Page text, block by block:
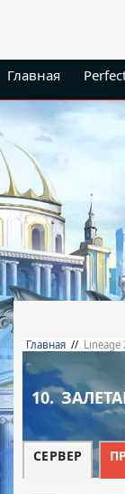
Главная
Главная // Lineage
10.
СЕРВЕР